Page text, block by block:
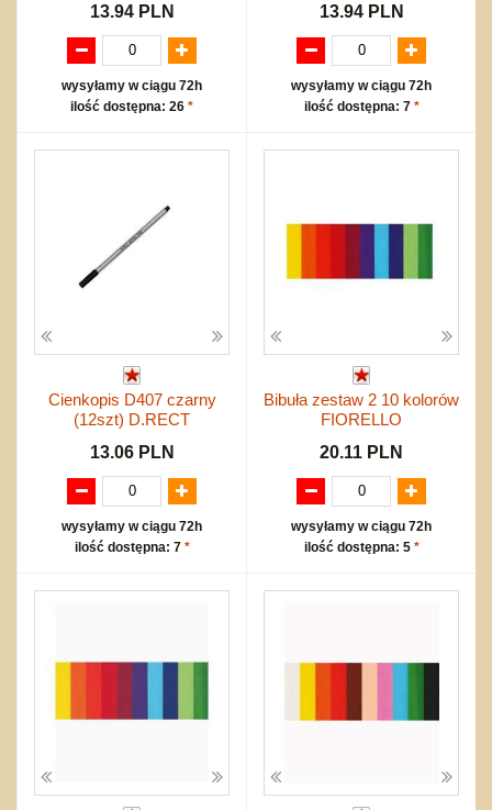
13.94 PLN
wysyłamy w ciągu 72h
ilość dostępna: 26 *
13.94 PLN
wysyłamy w ciągu 72h
ilość dostępna: 7 *
Cienkopis D407 czarny
(12szt) D.RECT
13.06 PLN
wysyłamy w ciągu 72h
ilość dostępna: 7 *
Bibuła zestaw 2 10 kolorów
FIORELLO
20.11 PLN
wysyłamy w ciągu 72h
ilość dostępna: 5 *